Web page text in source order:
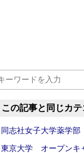
この記事と同じカ
同志社女子大学薬学
東京大学 オープンキ